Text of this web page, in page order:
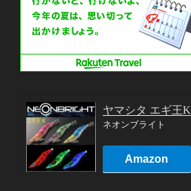
ヤマシタ エギ王K
ネオンブライト
Amazon